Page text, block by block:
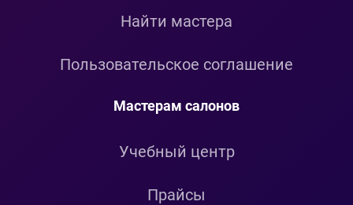
Найти мастера
Пользовательское соглашение
Мастерам салонов
Учебный центр
Прайсы